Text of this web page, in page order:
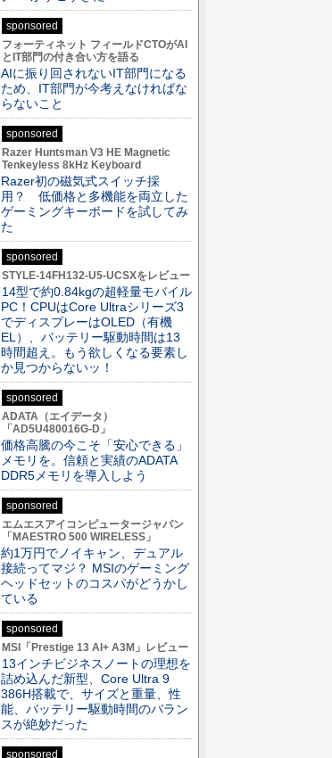
sponsored
フォーティネット フィールドCTOがAI
とIT部門の付き合い方を語る
AIに振り回されないIT部門になる
ため、IT部門が今考えなければな
らないこと
sponsored
Razer Huntsman V3 HE Magnetic
Tenkeyless 8kHz Keyboard
Razer初の磁気式スイッチ採
用？ 低価格と多機能を両立した
ゲーミングキーボードを試してみ
た
sponsored
STYLE-14FH132-U5-UCSXをレビュー
14型で約0.84kgの超軽量モバイル
PC！CPUはCore Ultraシリーズ3
でディスプレーはOLED（有機
EL）、バッテリー駆動時間は13
時間超え。もう欲しくなる要素し
か見つからないッ！
sponsored
ADATA（エイデータ）
「AD5U480016G-D」
価格高騰の今こそ「安心できる」
メモリを。信頼と実績のADATA
DDR5メモリを導入しよう
sponsored
エムエスアイコンピュータージャパン
「MAESTRO 500 WIRELESS」
約1万円でノイキャン、デュアル
接続ってマジ？ MSIのゲーミング
ヘッドセットのコスパがどうかし
ている
sponsored
MSI「Prestige 13 AI+ A3M」レビュー
13インチビジネスノートの理想を
詰め込んだ新型、Core Ultra 9
386H搭載で、サイズと重量、性
能、バッテリー駆動時間のバラン
スが絶妙だった
sponsored